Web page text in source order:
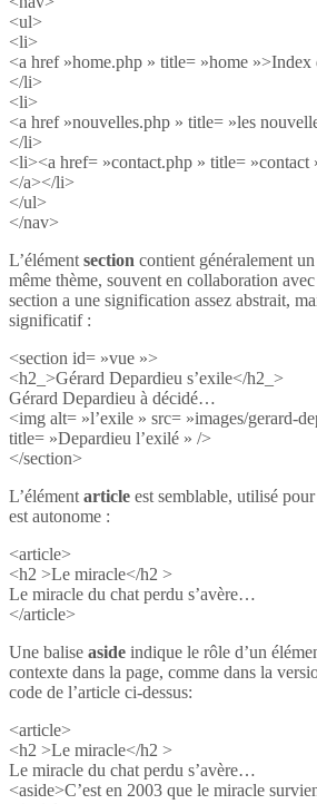
<ul>
<li>
<a href »home.php » title= »home »>Index
</li>
<li>
<a href »nouvelles.php » title= »les
</li>
<li><a href= »contact.php » title= »contact
</a></li>
</ul>
</nav>
L’élément section contient généralement
même thème, souvent en collaboration
section a une signification assez abstrait,
significatif :
<section id= »vue »>
<h2_>Gérard Depardieu s’exile</h2_>
Gérard Depardieu à décidé…
<img alt= »l’exile » src= »images/gerard-
title= »Depardieu l’exilé » />
</section>
L’élément article est semblable, utilisé
est autonome :
<article>
<h2 >Le miracle</h2 >
Le miracle du chat perdu s’avère…
</article>
Une balise aside indique le rôle d’un
contexte dans la page, comme dans la
code de l’article ci-dessus:
<article>
<h2 >Le miracle</h2 >
Le miracle du chat perdu s’avère…
<aside>C’est en 2003 que le miracle